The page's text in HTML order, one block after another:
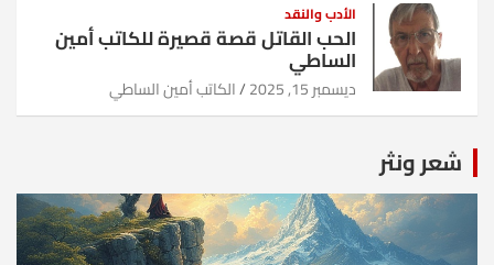
الأدب والنقد
الحب القاتل قصة قصيرة للكاتب أمين
الساطي
ديسمبر 15, 2025 الكاتب أمين الساطي
شعر ونثر